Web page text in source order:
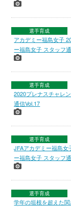
選手育成
アカデミー福島女子
ー福島女子 スタッフ
選手育成
2020プレナスチャレ
通信Vol.17
選手育成
JFAアカデミー福島女
ー福島女子 スタッフ
選手育成
学年の垣根を超えた